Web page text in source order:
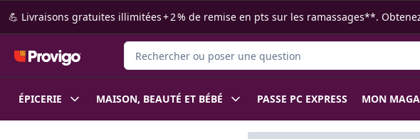
Passer au contenu principal
Passer au pied de page
💪 Livraisons gratuites illimitées + 2 % de remise en pts sur les ramassages**.
Rechercher des produits
ÉPICERIE MAISON, BEAUTÉ ET BÉBÉ PASSE PC EXPRESS MON